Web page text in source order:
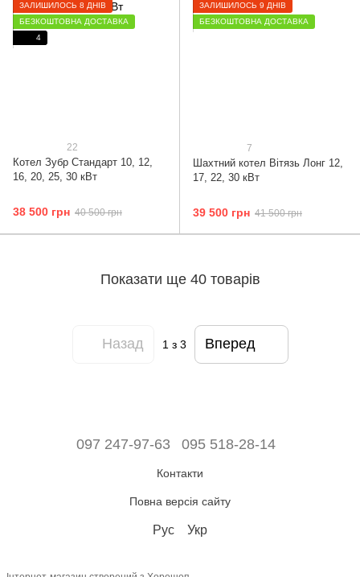
ЗАЛИШИЛОСЬ 8 ДНІВ
БЕЗКОШТОВНА ДОСТАВКА
4
22
Котел Зубр Стандарт 10, 12,
16, 20, 25, 30 кВт
38 500 грн 40 500 грн
ЗАЛИШИЛОСЬ 9 ДНІВ
БЕЗКОШТОВНА ДОСТАВКА
7
Шахтний котел Вітязь Лонг 12,
17, 22, 30 кВт
39 500 грн 41 500 грн
Показати ще 40 товарів
Назад 1 з 3 Вперед
097 247-97-63 095 518-28-14
Контакти
Повна версія сайту
Рус Укр